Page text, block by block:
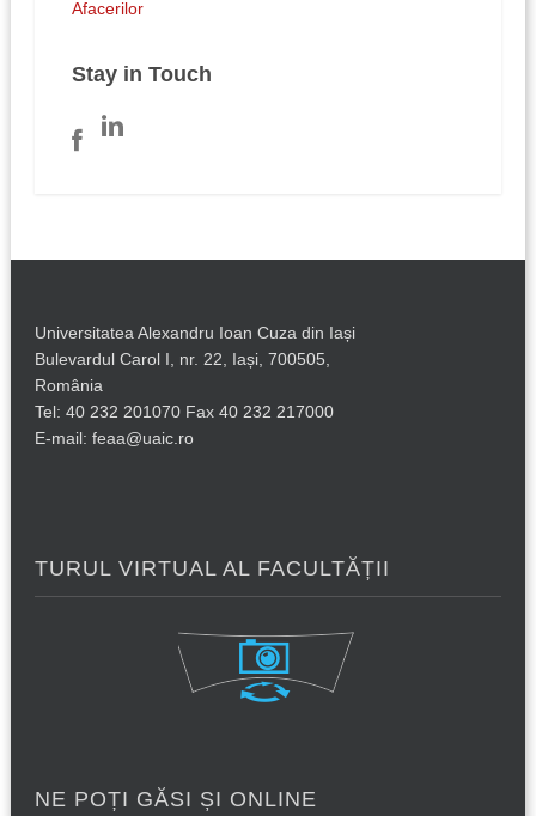
Afacerilor
Stay in Touch
Universitatea Alexandru Ioan Cuza din Iași
Bulevardul Carol I, nr. 22, Iași, 700505,
România
Tel: 40 232 201070 Fax 40 232 217000
E-mail: feaa@uaic.ro
TURUL VIRTUAL AL FACULTĂȚII
NE POȚI GĂSI ȘI ONLINE